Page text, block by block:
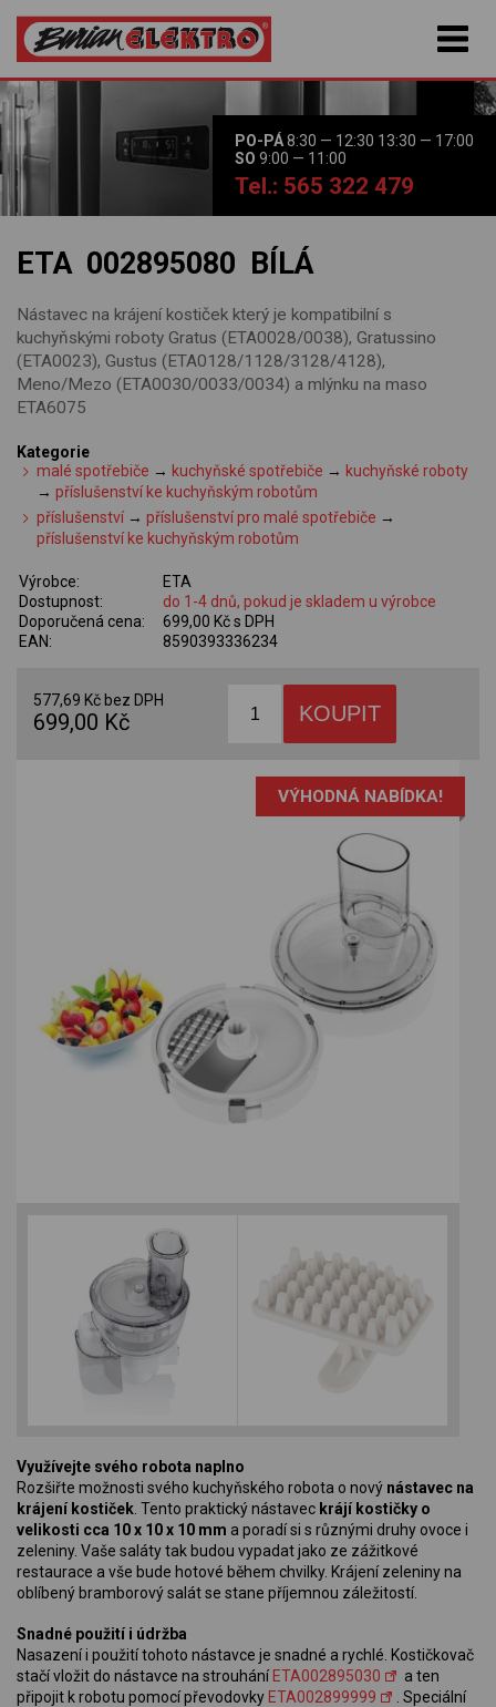
PO-PÁ8:30 — 12:30 13:30 — 17:00
SO 9:00 — 11:00
Tel.: 565 322 479
ETA 002895080 BÍLÁ
Nástavec na krájení kostiček který je kompatibilní s
kuchyňskými roboty Gratus (ETA0028/0038), Gratussino
(ETA0023), Gustus (ETA0128/1128/3128/4128),
Meno/Mezo (ETA0030/0033/0034) a mlýnku na maso
ETA6075
Kategorie
malé spotřebiče → kuchyňské spotřebiče → kuchyňské roboty
→příslušenství ke kuchyňským robotům
příslušenství →příslušenství pro malé spotřebiče →
příslušenství ke kuchyňským robotům
Výrobce:
ETA
Dostupnost:
do 1-4 dnů, pokud je skladem u výrobce
Doporučená cena:
699,00 Kč s DPH
EAN:
8590393336234
577,69 Kč bez DPH
699,00 Kč
VÝHODNÁ NABÍDKA!
Využívejte svého robota naplno
Rozšiřte možnosti svého kuchyňského robota o nový nástavec na
krájení kostiček . Tento praktický nástavec krájí kostičky o
velikosti cca 10 x 10 x 10 mm a poradí si s různými druhy ovoce i
zeleniny. Vaše saláty tak budou vypadat jako ze zážitkové
restaurace a vše bude hotové během chvilky. Krájení zeleniny na
oblíbený bramborový salát se stane příjemnou záležitostí.
Snadné použití i údržba
Nasazení i použití tohoto nástavce je snadné a rychlé. Kostičkovač
stačí vložit do nástavce na strouhání ETA002895030
a ten
připojit k robotu pomocí převodovky ETA002899999
. Speciální